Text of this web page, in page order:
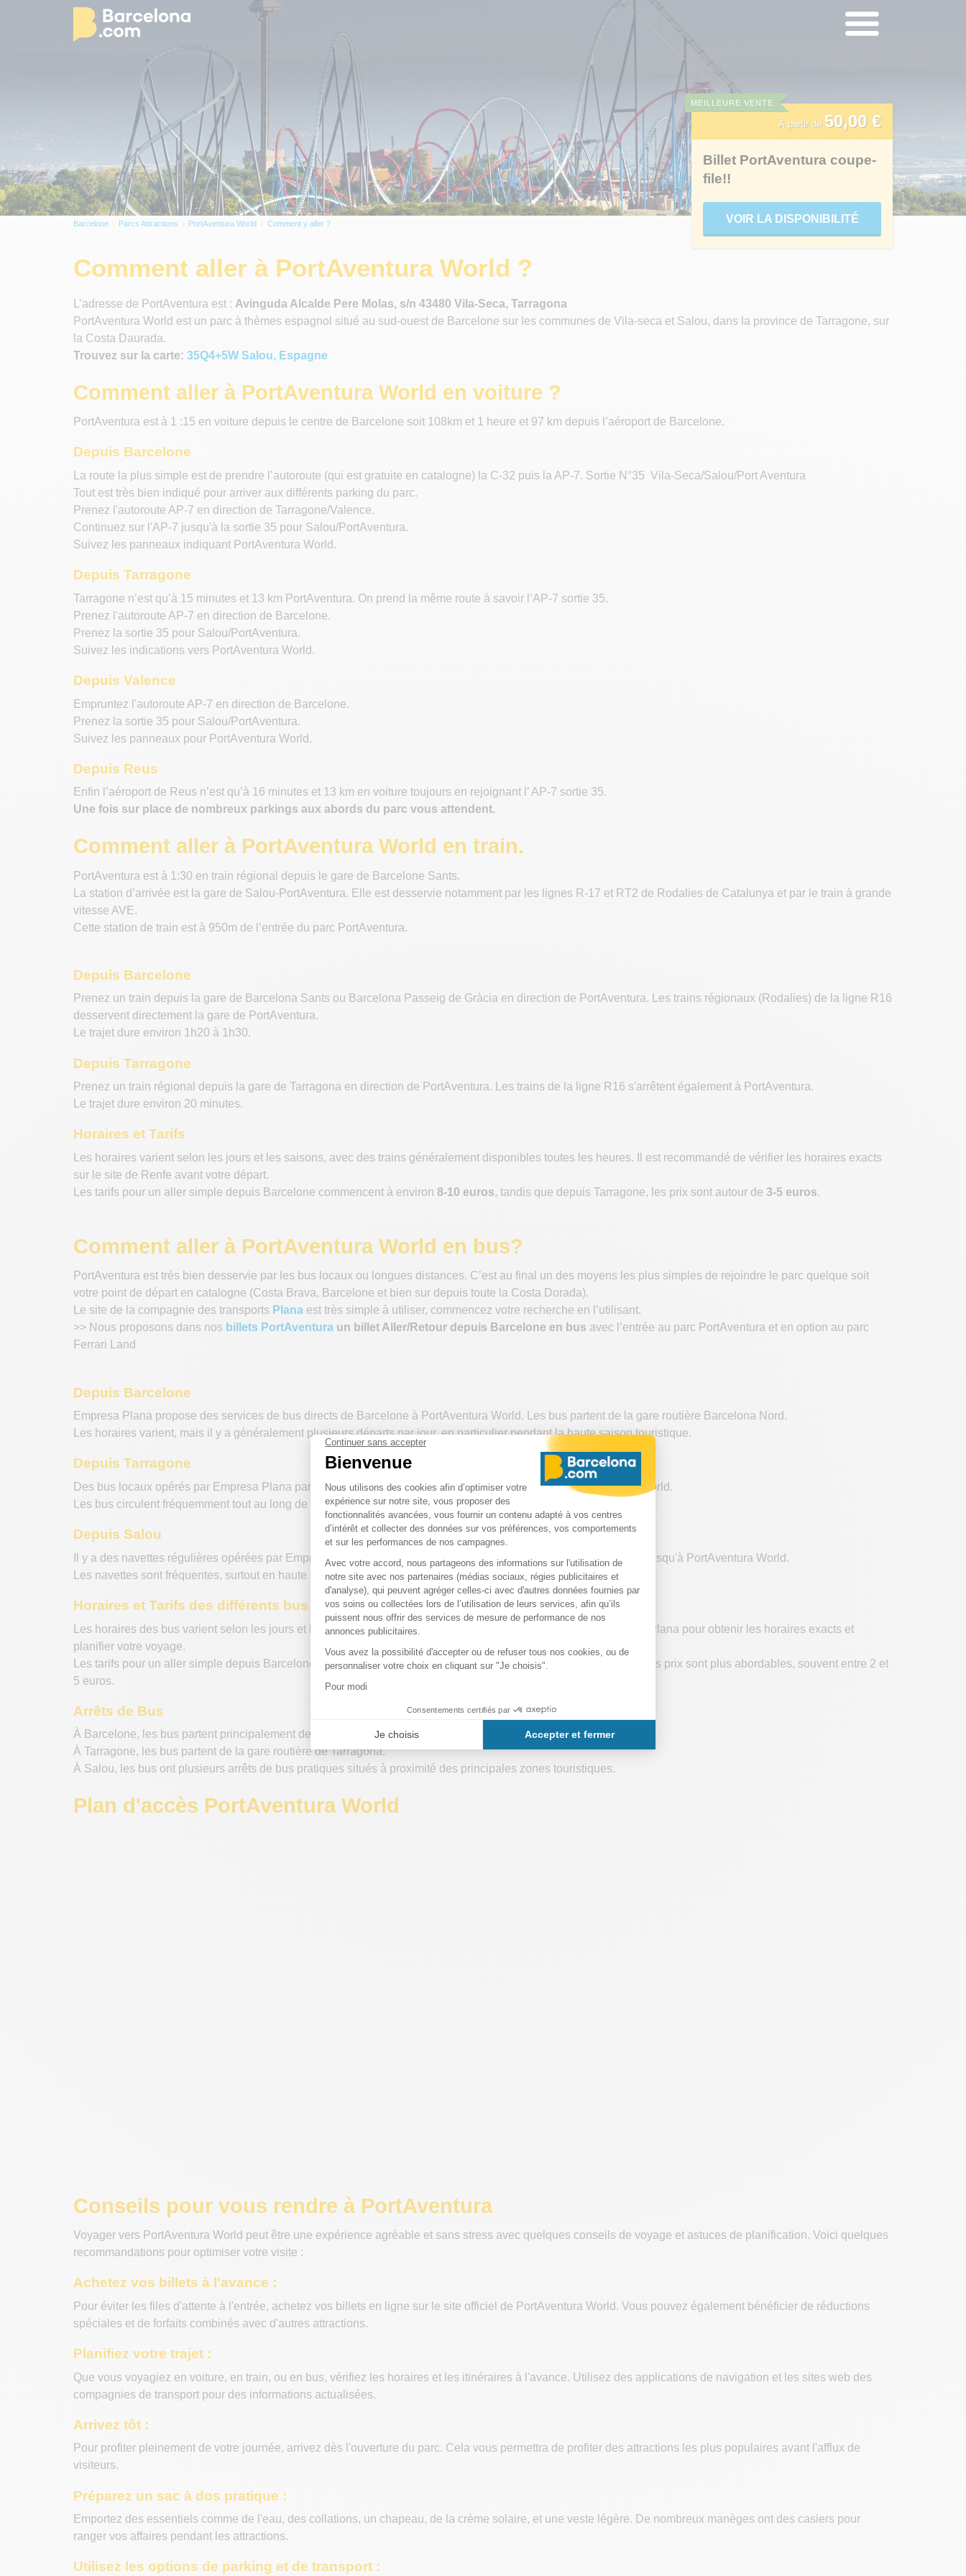
Barcelone Parcs Attractions PortAventura World Comment y aller ?
Comment aller à PortAventura World ?
L’adresse de PortAventura est : Avinguda Alcalde Pere Molas, s/n 43480 Vila-Seca, Tarragona
PortAventura World est un parc à thèmes espagnol situé au sud-ouest de Barcelone sur les communes de Vila-seca et Salou, dans la province de Tarragone, sur
la Costa Daurada.
Trouvez sur la carte: 35Q4+5W Salou, Espagne
Comment aller à PortAventura World en voiture ?
PortAventura est à 1 :15 en voiture depuis le centre de Barcelone soit 108km et 1 heure et 97 km depuis l’aéroport de Barcelone.
Depuis Barcelone
La route la plus simple est de prendre l’autoroute (qui est gratuite en catalogne) la C-32 puis la AP-7. Sortie N°35 Vila-Seca/Salou/Port Aventura
Tout est très bien indiqué pour arriver aux différents parking du parc.
Prenez l'autoroute AP-7 en direction de Tarragone/Valence.
Continuez sur l'AP-7 jusqu'à la sortie 35 pour Salou/PortAventura.
Suivez les panneaux indiquant PortAventura World.
Depuis Tarragone
Tarragone n’est qu’à 15 minutes et 13 km PortAventura. On prend la même route à savoir l’AP-7 sortie 35.
Prenez l'autoroute AP-7 en direction de Barcelone.
Prenez la sortie 35 pour Salou/PortAventura.
Suivez les indications vers PortAventura World.
Depuis Valence
Empruntez l'autoroute AP-7 en direction de Barcelone.
Prenez la sortie 35 pour Salou/PortAventura.
Suivez les panneaux pour PortAventura World.
Depuis Reus
Enfin l’aéroport de Reus n’est qu’à 16 minutes et 13 km en voiture toujours en rejoignant l’ AP-7 sortie 35.
Une fois sur place de nombreux parkings aux abords du parc vous attendent.
Comment aller à PortAventura World en train.
PortAventura est à 1:30 en train régional depuis le gare de Barcelone Sants.
La station d’arrivée est la gare de Salou-PortAventura. Elle est desservie notamment par les lignes R-17 et RT2 de Rodalies de Catalunya et par le train à grande
vitesse AVE.
Cette station de train est à 950m de l’entrée du parc PortAventura.
Depuis Barcelone
Prenez un train depuis la gare de Barcelona Sants ou Barcelona Passeig de Gràcia en direction de PortAventura. Les trains régionaux (Rodalies) de la ligne R16
desservent directement la gare de PortAventura.
Le trajet dure environ 1h20 à 1h30.
Depuis Tarragone
Prenez un train régional depuis la gare de Tarragona en direction de PortAventura. Les trains de la ligne R16 s'arrêtent également à PortAventura.
Le trajet dure environ 20 minutes.
Horaires et Tarifs
Les horaires varient selon les jours et les saisons, avec des trains généralement disponibles toutes les heures. Il est recommandé de vérifier les horaires exacts
sur le site de Renfe avant votre départ.
Les tarifs pour un aller simple depuis Barcelone commencent à environ 8-10 euros, tandis que depuis Tarragone, les prix sont autour de 3-5 euros.
Comment aller à PortAventura World en bus?
PortAventura est très bien desservie par les bus locaux ou longues distances. C’est au final un des moyens les plus simples de rejoindre le parc quelque soit
votre point de départ en catalogne (Costa Brava, Barcelone et bien sur depuis toute la Costa Dorada).
Le site de la compagnie des transports Plana est très simple à utiliser, commencez votre recherche en l’utilisant.
>> Nous proposons dans nos billets PortAventura un billet Aller/Retour depuis Barcelone en bus avec l’entrée au parc PortAventura et en option au parc
Ferrari Land
Depuis Barcelone
Empresa Plana propose des services de bus directs de Barcelone à PortAventura World. Les bus partent de la gare routière Barcelona Nord.
Les horaires varient, mais il y a généralement plusieurs départs par jour, en particulier pendant la haute saison touristique.
Depuis Tarragone
Des bus locaux opérés par Empresa Plana partent de la gare routière de Tarragona et desservent PortAventura World.
Les bus circulent fréquemment tout au long de la journée.
Depuis Salou
Il y a des navettes régulières opérées par Empresa Plana depuis plusieurs arrêts de bus dans Salou directement jusqu'à PortAventura World.
Les navettes sont fréquentes, surtout en haute saison.
Horaires et Tarifs des différents bus
Les horaires des bus varient selon les jours et les saisons. Il est recommandé de consulter le site web d'Empresa Plana pour obtenir les horaires exacts et
planifier votre voyage.
Les tarifs pour un aller simple depuis Barcelone commencent à environ 15-20 euros. Depuis Tarragone et Salou, les prix sont plus abordables, souvent entre 2 et
5 euros.
Arrêts de Bus
À Barcelone, les bus partent principalement de la gare routière Barcelona Nord.
À Tarragone, les bus partent de la gare routière de Tarragona.
À Salou, les bus ont plusieurs arrêts de bus pratiques situés à proximité des principales zones touristiques.
Plan d'accès PortAventura World
Conseils pour vous rendre à PortAventura
Voyager vers PortAventura World peut être une expérience agréable et sans stress avec quelques conseils de voyage et astuces de planification. Voici quelques
recommandations pour optimiser votre visite :
Achetez vos billets à l'avance :
Pour éviter les files d'attente à l'entrée, achetez vos billets en ligne sur le site officiel de PortAventura World. Vous pouvez également bénéficier de réductions
spéciales et de forfaits combinés avec d'autres attractions.
Planifiez votre trajet :
Que vous voyagiez en voiture, en train, ou en bus, vérifiez les horaires et les itinéraires à l'avance. Utilisez des applications de navigation et les sites web des
compagnies de transport pour des informations actualisées.
Arrivez tôt :
Pour profiter pleinement de votre journée, arrivez dès l'ouverture du parc. Cela vous permettra de profiter des attractions les plus populaires avant l'afflux de
visiteurs.
Préparez un sac à dos pratique :
Emportez des essentiels comme de l'eau, des collations, un chapeau, de la crème solaire, et une veste légère. De nombreux manèges ont des casiers pour
ranger vos affaires pendant les attractions.
Utilisez les options de parking et de transport :
MEILLEURE VENTE
À partir de 50,00 €
Billet PortAventura coupe-
file!!
VOIR LA DISPONIBILITÉ